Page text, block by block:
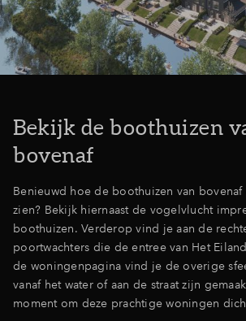
Bekijk de boothuizen
bovenaf
Benieuwd hoe de boothuizen van
zien? Bekijk hiernaast de vogelvlucht
boothuizen. Verderop vind je aan de
poortwachters die de entree van Het
de woningenpagina vind je de overige
vanaf het water of aan de straat zijn
moment om deze prachtige woningen